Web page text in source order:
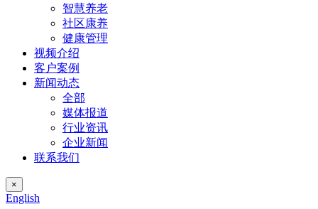
智慧养老
社区康养
健康管理
视频介绍
客户案例
新闻动态
全部
媒体报道
行业资讯
企业新闻
联系我们
×
English